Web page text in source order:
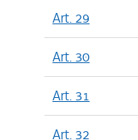
Art. 29
Art. 30
Art. 31
Art. 32